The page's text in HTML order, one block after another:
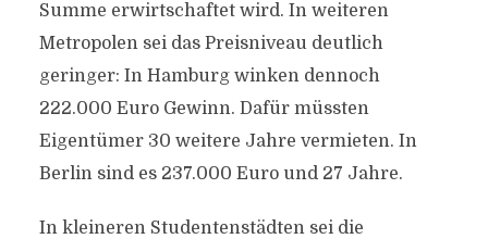
Summe erwirtschaftet wird. In weiteren
Metropolen sei das Preisniveau deutlich
geringer: In Hamburg winken dennoch
222.000 Euro Gewinn. Dafür müssten
Eigentümer 30 weitere Jahre vermieten. In
Berlin sind es 237.000 Euro und 27 Jahre.
In kleineren Studentenstädten sei die